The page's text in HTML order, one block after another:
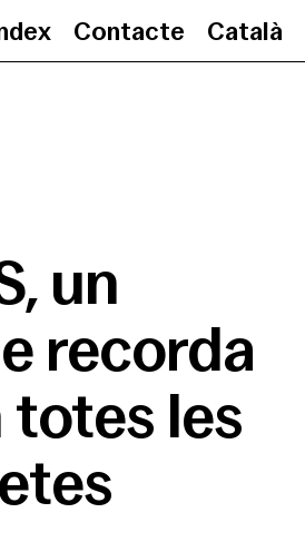
Contacte Català
un
recorda
totes les